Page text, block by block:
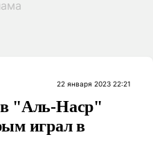
22 января 2023 22:21
в "Аль-Наср"
играл в